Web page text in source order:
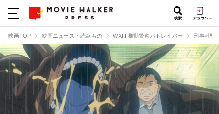
検索 アカウント
映画TOP 映画ニュース・読みもの WXIII 機動警察パトレイバー 刑事×怪